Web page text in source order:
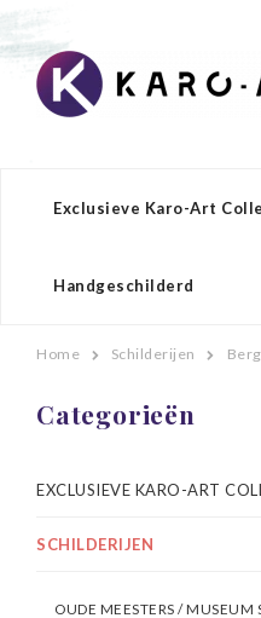
Exclusieve Karo-Art
Handgeschilderd
Home Schilderijen
Categorieën
EXCLUSIEVE KARO-ART
SCHILDERIJEN
OUDE MEESTERS / MUSEUM